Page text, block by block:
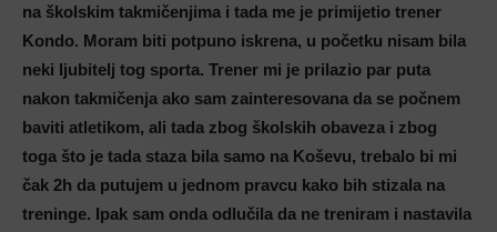
na školskim takmičenjima i tada me je primijetio trener
Kondo. Moram biti potpuno iskrena, u početku nisam bila
neki ljubitelj tog sporta. Trener mi je prilazio par puta
nakon takmičenja ako sam zainteresovana da se počnem
baviti atletikom, ali tada zbog školskih obaveza i zbog
toga što je tada staza bila samo na Koševu, trebalo bi mi
čak 2h da putujem u jednom pravcu kako bih stizala na
treninge. Ipak sam onda odlučila da ne treniram i nastavila